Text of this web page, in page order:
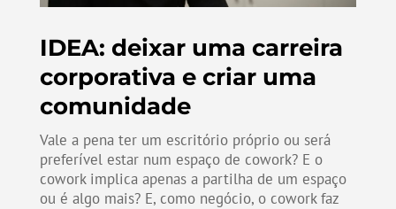
IDEA: deixar uma carreira
corporativa e criar uma
comunidade
Vale a pena ter um escritório próprio ou será
preferível estar num espaço de cowork? E o
cowork implica apenas a partilha de um espaço
ou é algo mais? E, como negócio, o cowork faz